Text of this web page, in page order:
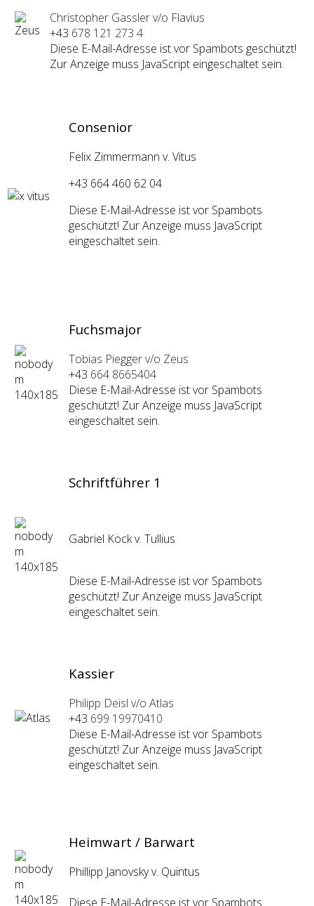
Christopher Gassler v/o Flavius
+43 678 121 273 4
Diese E-Mail-Adresse ist vor Spambots geschützt!
Zur Anzeige muss JavaScript eingeschaltet sein.
Consenior
Felix Zimmermann v. Vitus
+43 664 460 62 04
Diese E-Mail-Adresse ist vor Spambots
geschützt! Zur Anzeige muss JavaScript
eingeschaltet sein.
Fuchsmajor
Tobias Piegger v/o Zeus
+43 664 8665404
Diese E-Mail-Adresse ist vor Spambots
geschützt! Zur Anzeige muss JavaScript
eingeschaltet sein.
Schriftführer 1
Gabriel Köck v. Tullius
Diese E-Mail-Adresse ist vor Spambots
geschützt! Zur Anzeige muss JavaScript
eingeschaltet sein.
Kassier
Philipp Deisl v/o Atlas
+43 699 19970410
Diese E-Mail-Adresse ist vor Spambots
geschützt! Zur Anzeige muss JavaScript
eingeschaltet sein.
Heimwart / Barwart
Phillipp Janovsky v. Quintus
Diese E-Mail-Adresse ist vor Spambots